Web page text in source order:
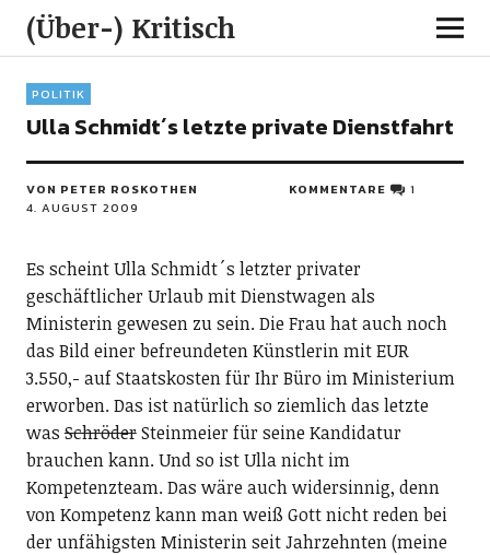
(Über-) Kritisch
POLITIK
Ulla Schmidt´s letzte private Dienstfahrt
VON PETER ROSKOTHEN
4. AUGUST 2009
KOMMENTARE 1
Es scheint Ulla Schmidt´s letzter privater
geschäftlicher Urlaub mit Dienstwagen als
Ministerin gewesen zu sein. Die Frau hat auch noch
das Bild einer befreundeten Künstlerin mit EUR
3.550,- auf Staatskosten für Ihr Büro im Ministerium
erworben. Das ist natürlich so ziemlich das letzte
wasSchröderSteinmeier für seine Kandidatur
brauchen kann. Und so ist Ulla nicht im
Kompetenzteam. Das wäre auch widersinnig, denn
von Kompetenz kann man weiß Gott nicht reden bei
der unfähigsten Ministerin seit Jahrzehnten (meine